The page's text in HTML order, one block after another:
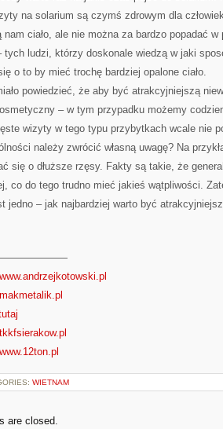
na solarium są czymś zdrowym dla
nam ciało, ale nie można za bardzo popadać
tych ludzi, którzy doskonale wiedzą w jaki
o to by mieć trochę bardziej opalone ciało.
powiedzieć, że aby być atrakcyjniejszą
– w tym przypadku możemy
wizyty w tego typu przybytkach wcale nie
należy zwrócić własną uwagę? Na
się o dłuższe rzęsy. Fakty są takie, że
co do tego trudno mieć jakieś wątpliwości.
jedno – jak najbardziej warto być
WIETNAM
are closed.